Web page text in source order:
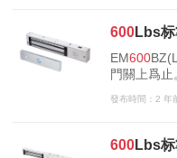
600Lbs
EM600
門關上爲
發布時間：2 年
600Lbs